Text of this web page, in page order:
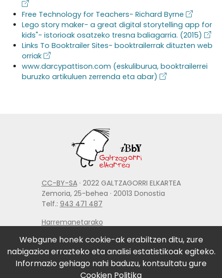
Free Technology for Teachers- Richard Byrne
Lego story maker- a great digital storytelling app for
kids"- istorioak osatzeko tresna baliagarria. (2015)
Links To Booktrailer Sites- booktrailerrak dituzten web
orriak
www.darcypattison.com (eskuliburua, booktrailerrei
buruzko artikuluen zerrenda eta abar)
CC-BY-SA· 2022 GALTZAGORRI ELKARTEA
Zemoria, 25-behea · 20013 Donostia
Telf.: 943 471 487
Harremanetarako
Cookien konfigurazioa aldatu
LAGUNTZAILEAK:
Webgune honek cookie-ak erabiltzen ditu, zure
nabigazioa errazteko eta analisi estatistikoak egiteko.
Informazio gehiago nahi baduzu, kontsultatu gure
Cookien Politika